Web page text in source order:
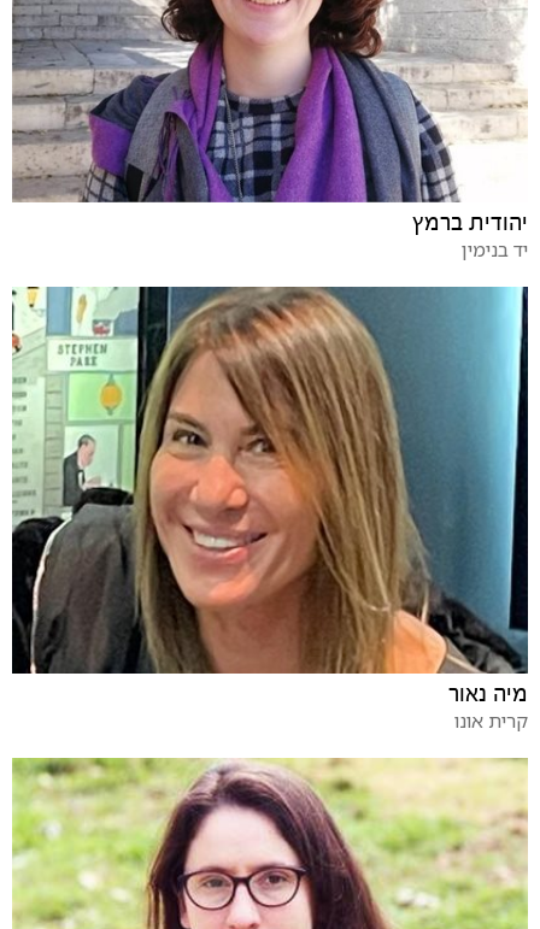
יהודית ברמץ
יד בנימין
מיה נאור
קרית אונו